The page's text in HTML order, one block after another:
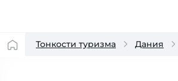
Тонкости туризма Дания